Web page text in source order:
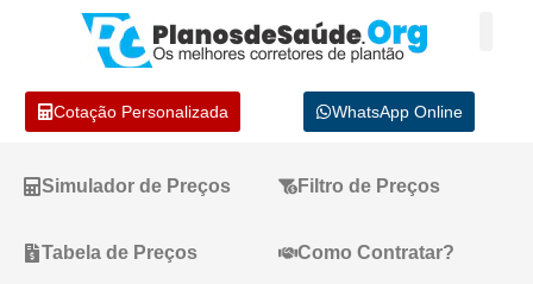
Cotação Personalizada WhatsApp Online
Simulador de Preços Filtro de Preços
Tabela de Preços Como Contratar?